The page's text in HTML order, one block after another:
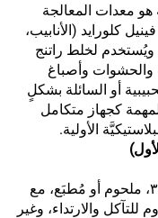
هو معدات المعالجة
كلورايد (الأنابيب،
ويُستخدم لخلط راتنج
والحشوات وأصباغ
أو السائلة بشكلٍ
كجهاز متكامل
الأولية.
المادة: فولاذ مقاوم للصدأ من الدرجة ٣٠٤، ملحوم أو مُطبَع، مع
والارتداء، وغير